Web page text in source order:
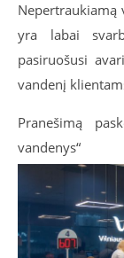
yra labai
pasiruošusi
vandenį
Pranešimą
vandenys“